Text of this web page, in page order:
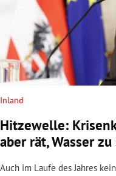
Inland
Hitzewelle:
aber rät, Wasser
Auch im Laufe des Jahres